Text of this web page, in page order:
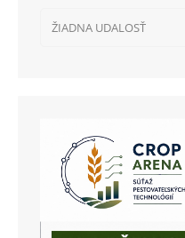
ŽIADNA UDALOSŤ